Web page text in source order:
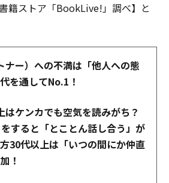
籍ストア「BookLive!」調べ】と
ナー）への不満は「他人への態
を通してNo.1！
はケンカでも空気を読みがち？
すると「とことん話し合う」が
30代以上は「いつの間にか仲直
！